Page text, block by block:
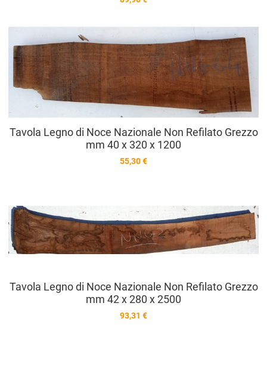
Tavola Legno di Noce Nazionale Non Refilato Grezzo
mm 40 x 320 x 1200
55,30 €
Tavola Legno di Noce Nazionale Non Refilato Grezzo
mm 42 x 280 x 2500
93,31 €